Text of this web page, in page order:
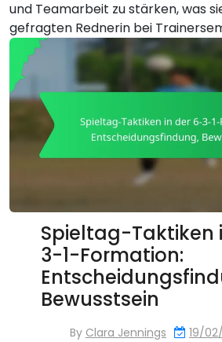
und Teamarbeit zu stärken, was
gefragten Rednerin bei
Spieltag-Taktiken
3-1-Formation:
Bewusstsein
By Clara Jennings 19/